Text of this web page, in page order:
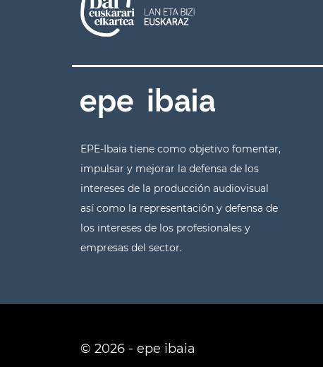
EPE-Ibaia tiene como objetivo fomentar,
impulsar y mejorar la defensa de los
intereses de la producción audiovisual
así como la representación y defensa de
los intereses de los profesionales y
empresas del sector.
© 2026 - epe ibaia